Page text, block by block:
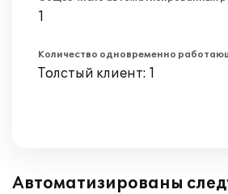
1
Количество одновременно
Толстый клиент: 1
Автоматизированы